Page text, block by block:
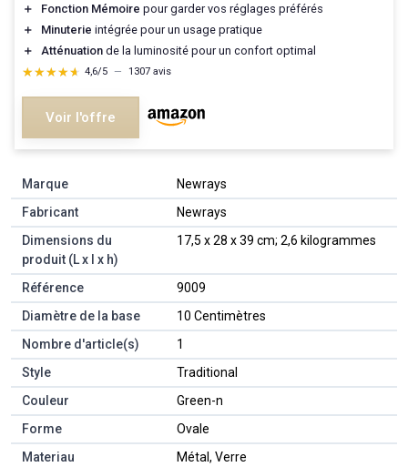
＋
Fonction Mémoire pour garder vos réglages préférés
＋
Minuterie intégrée pour un usage pratique
＋
Atténuation de la luminosité pour un confort optimal
★★★★★
★★★★★ 4,6/5 — 1307 avis
Voir l'offre
Marque
‎Newrays
Fabricant
‎Newrays
Dimensions du
produit (L x l x h)
‎17,5 x 28 x 39 cm; 2,6 kilogrammes
Référence
‎9009
Diamètre de la base
‎10 Centimètres
Nombre d'article(s)
‎1
Style
‎Traditional
Couleur
‎Green-n
Forme
‎Ovale
Materiau
‎Métal, Verre